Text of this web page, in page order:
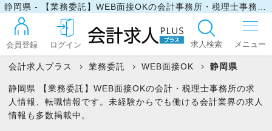
会員登録 ログイン 求人検索
ログイン
会計求人プラス 業務委託 WEB面接OK 静岡県
静岡県 【業務委託】WEB面接OKの会計・税理士事務所の求
人情報、転職情報です。未経験からでも働ける会計業界の求人
情報も多数掲載中。